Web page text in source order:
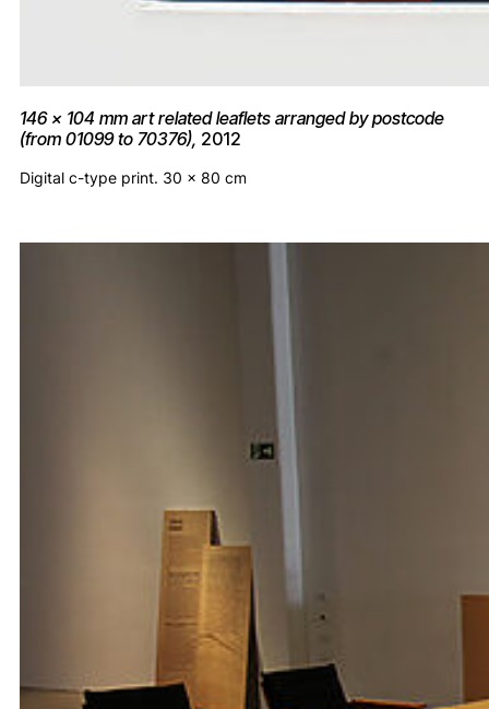
146 x 104 mm art related leaflets arranged by postcode
(from 01099 to 70376), 2012
Digital c-type print. 30 x 80 cm